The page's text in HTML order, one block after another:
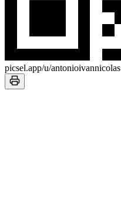
picsel.app/u/antonioivannicolas